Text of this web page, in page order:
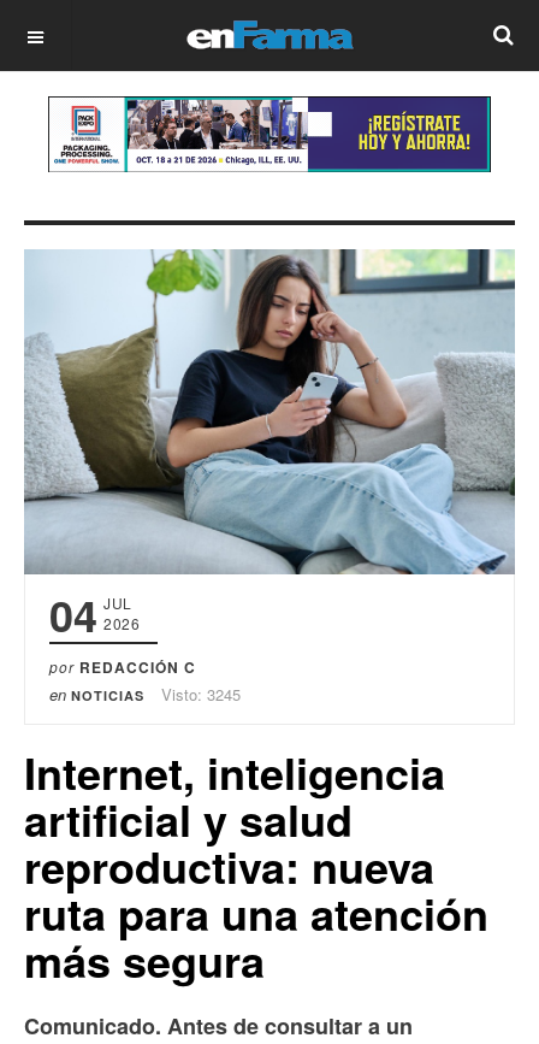
OFF CANVAS
04 JUL
2026
por REDACCIÓN C
en NOTICIAS Visto: 3245
Internet, inteligencia
artificial y salud
reproductiva: nueva
ruta para una atención
más segura
Comunicado. Antes de consultar a un